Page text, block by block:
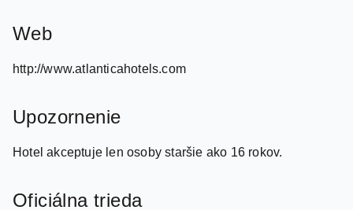
Web
http://www.atlanticahotels.com
Upozornenie
Hotel akceptuje len osoby staršie ako 16 rokov.
Oficiálna trieda